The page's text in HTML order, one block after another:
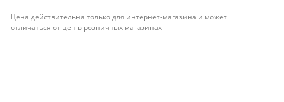
Цена действительна только для интернет-магазина и может
отличаться от цен в розничных магазинах